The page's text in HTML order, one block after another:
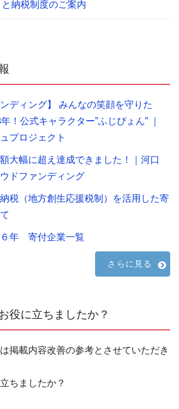
納税制度のご案内
ンディング】 みんなの笑顔を守りた
！公式キャラクター”ふじぴょん” ｜
プロジェクト
額大幅に超え達成できました！｜河口
ドファンディング
税（地方創生応援税制）を活用した寄
年 寄付企業一覧
さらに見る
役に立ちましたか？
掲載内容改善の参考とさせていただき
ちましたか？